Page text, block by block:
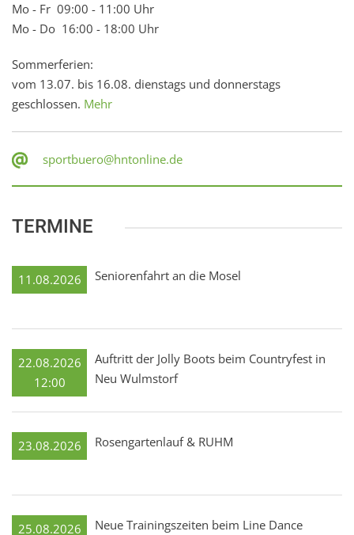
Mo - Fr 09:00 - 11:00 Uhr
Mo - Do 16:00 - 18:00 Uhr
Sommerferien:
vom 13.07. bis 16.08. dienstags und donnerstags
geschlossen. Mehr
sportbuero@hntonline.de
TERMINE
11.08.2026 Seniorenfahrt an die Mosel
22.08.2026
12:00
Auftritt der Jolly Boots beim Countryfest in
Neu Wulmstorf
23.08.2026 Rosengartenlauf & RUHM
25.08.2026
Neue Trainingszeiten beim Line Dance